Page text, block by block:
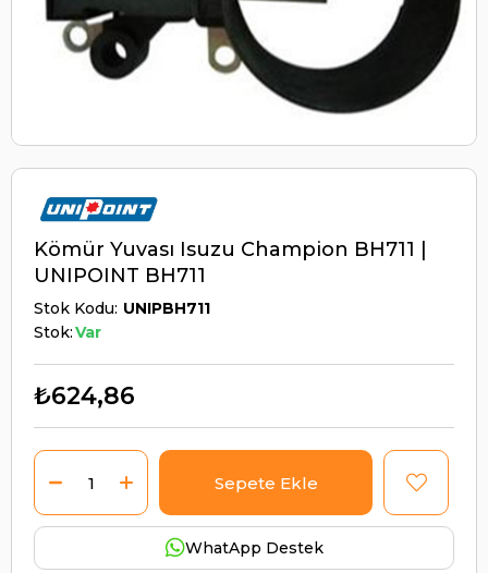
Kömür Yuvası Isuzu Champion BH711 |
UNIPOINT BH711
Stok Kodu UNIPBH711
Stok:Var
₺624,86
WhatApp Destek